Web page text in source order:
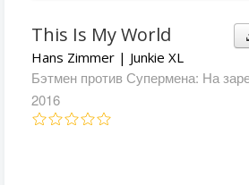
This Is My World
Hans Zimmer | Junkie XL
Бэтмен против Супермена: На
2016